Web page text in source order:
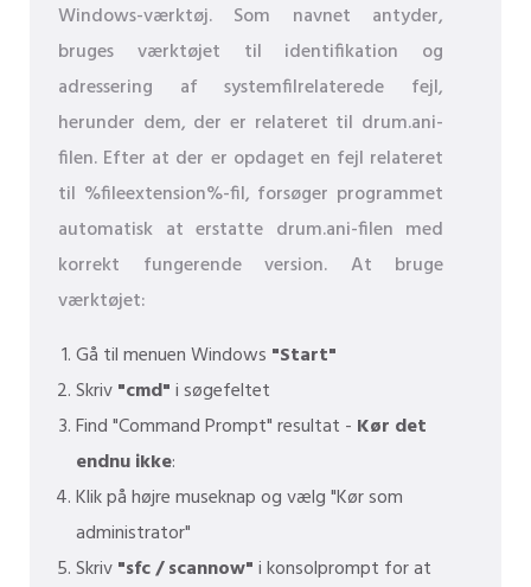
Windows-værktøj. Som navnet antyder,
bruges værktøjet til identifikation og
adressering af systemfilrelaterede fejl,
herunder dem, der er relateret til drum.ani-
filen. Efter at der er opdaget en fejl relateret
til %fileextension%-fil, forsøger programmet
automatisk at erstatte drum.ani-filen med
korrekt fungerende version. At bruge
værktøjet:
Gå til menuen Windows "Start"
Skriv"cmd"i søgefeltet
Find "Command Prompt" resultat - Kør det
endnu ikke:
Klik på højre museknap og vælg "Kør som
administrator"
Skriv"sfc / scannow"i konsolprompt for at